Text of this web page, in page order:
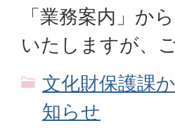
「業務案内」か
いたしますが、
文化財保護課
知らせ